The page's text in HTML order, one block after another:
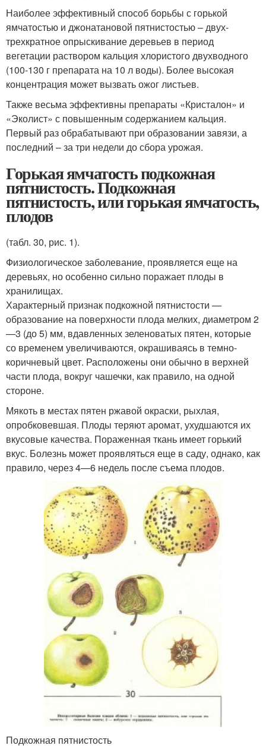
Наиболее эффективный способ борьбы с горькой
ямчатостью и джонатановой пятнистостью – двух-
трехкратное опрыскивание деревьев в период
вегетации раствором кальция хлористого двухводного
(100-130 г препарата на 10 л воды). Более высокая
концентрация может вызвать ожог листьев.
Также весьма эффективны препараты «Кристалон» и
«Эколист» с повышенным содержанием кальция.
Первый раз обрабатывают при образовании завязи, а
последний – за три недели до сбора урожая.
Горькая ямчатость подкожная
пятнистость. Подкожная
пятнистость, или горькая ямчатость,
плодов
(табл. 30, рис. 1).
Фи­зиологическое заболевание, проявляется еще на
деревьях, но особенно сильно по­ражает плоды в
хранилищах.
Характерный признак подкожной пят­нистости —
образование на поверхности плода мелких, диаметром 2
—3 (до 5) мм, вдавленных зеленоватых пятен, которые
со временем увеличиваются, окрашиваясь в темно-
коричневый цвет. Расположены они обычно в верхней
части плода, вокруг ча­шечки, как правило, на одной
стороне.
Мякоть в местах пятен ржавой окраски, рыхлая,
опробковевшая. Плоды теряют аромат, ухудшаются их
вкусовые качест­ва. Пораженная ткань имеет горький
вкус. Болезнь может проявляться еще в саду, однако, как
правило, через 4—6 недель после съема плодов.
Подкожная пятнистость